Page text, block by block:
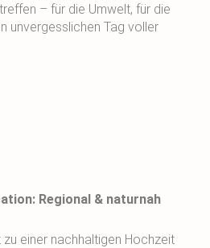
– für die Umwelt, für die
unvergesslichen Tag voller
Regional & naturnah
einer nachhaltigen Hochzeit